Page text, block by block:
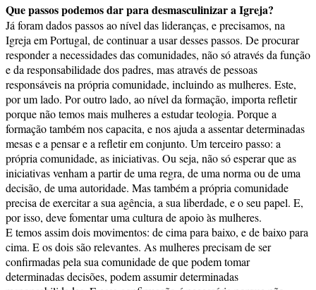
Que passos podemos dar para desmasculinizar a Igreja?
Já foram dados passos ao nível das lideranças, e precisamos, na
Igreja em Portugal, de continuar a usar desses passos. De procurar
responder a necessidades das comunidades, não só através da função
e da responsabilidade dos padres, mas através de pessoas
responsáveis na própria comunidade, incluindo as mulheres. Este,
por um lado. Por outro lado, ao nível da formação, importa refletir
porque não temos mais mulheres a estudar teologia. Porque a
formação também nos capacita, e nos ajuda a assentar determinadas
mesas e a pensar e a refletir em conjunto. Um terceiro passo: a
própria comunidade, as iniciativas. Ou seja, não só esperar que as
iniciativas venham a partir de uma regra, de uma norma ou de uma
decisão, de uma autoridade. Mas também a própria comunidade
precisa de exercitar a sua agência, a sua liberdade, e o seu papel. E,
por isso, deve fomentar uma cultura de apoio às mulheres.
E temos assim dois movimentos: de cima para baixo, e de baixo para
cima. E os dois são relevantes. As mulheres precisam de ser
confirmadas pela sua comunidade de que podem tomar
determinadas decisões, podem assumir determinadas